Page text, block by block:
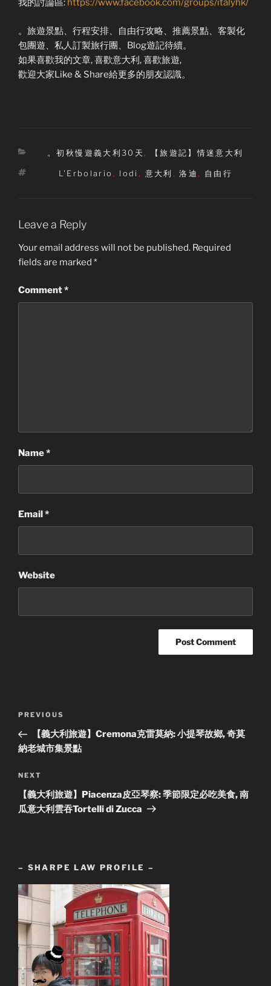
我的討論區: https://www.facebook.com/groups/italyhk/
。旅遊景點、行程安排、自由行攻略、推薦景點、客製化
包團遊、私人訂製旅行團、Blog遊記待續。
如果喜歡我的文章, 喜歡意大利, 喜歡旅遊,
歡迎大家Like & Share給更多的朋友認識。
Categories
。初秋慢遊義大利30天, 【旅遊記】情迷意大利
Tags
L'Erbolario , lodi , 意大利 ,洛迪, 自由行
Leave a Reply
Your email address will not be published. Required
fields are marked *
Comment*
Name*
Email*
Website
Previous
Post
PREVIOUS
【義大利旅遊】Cremona克雷莫納: 小提琴故鄉, 奇莫
納老城市集景點
Next
Post
NEXT
【義大利旅遊】Piacenza皮亞琴察: 季節限定必吃美食, 南
瓜意大利雲吞Tortelli di Zucca
– SHARPE LAW PROFILE –